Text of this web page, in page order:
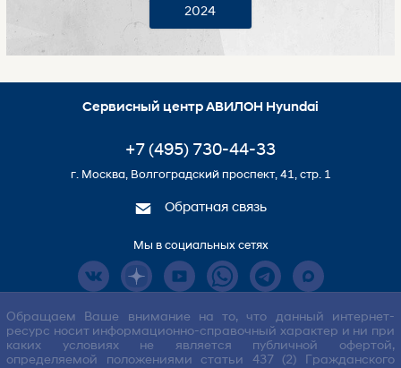
2024
Сервисный центр АВИЛОН Hyundai
+7 (495) 730-44-33
г. Москва, Волгоградский проспект, 41, стр. 1
Обратная связь
Мы в социальных сетях
Обращаем Ваше внимание на то, что данный интернет-
ресурс носит информационно-справочный характер и ни при
каких условиях не является публичной офертой,
определяемой положениями статьи 437 (2) Гражданского